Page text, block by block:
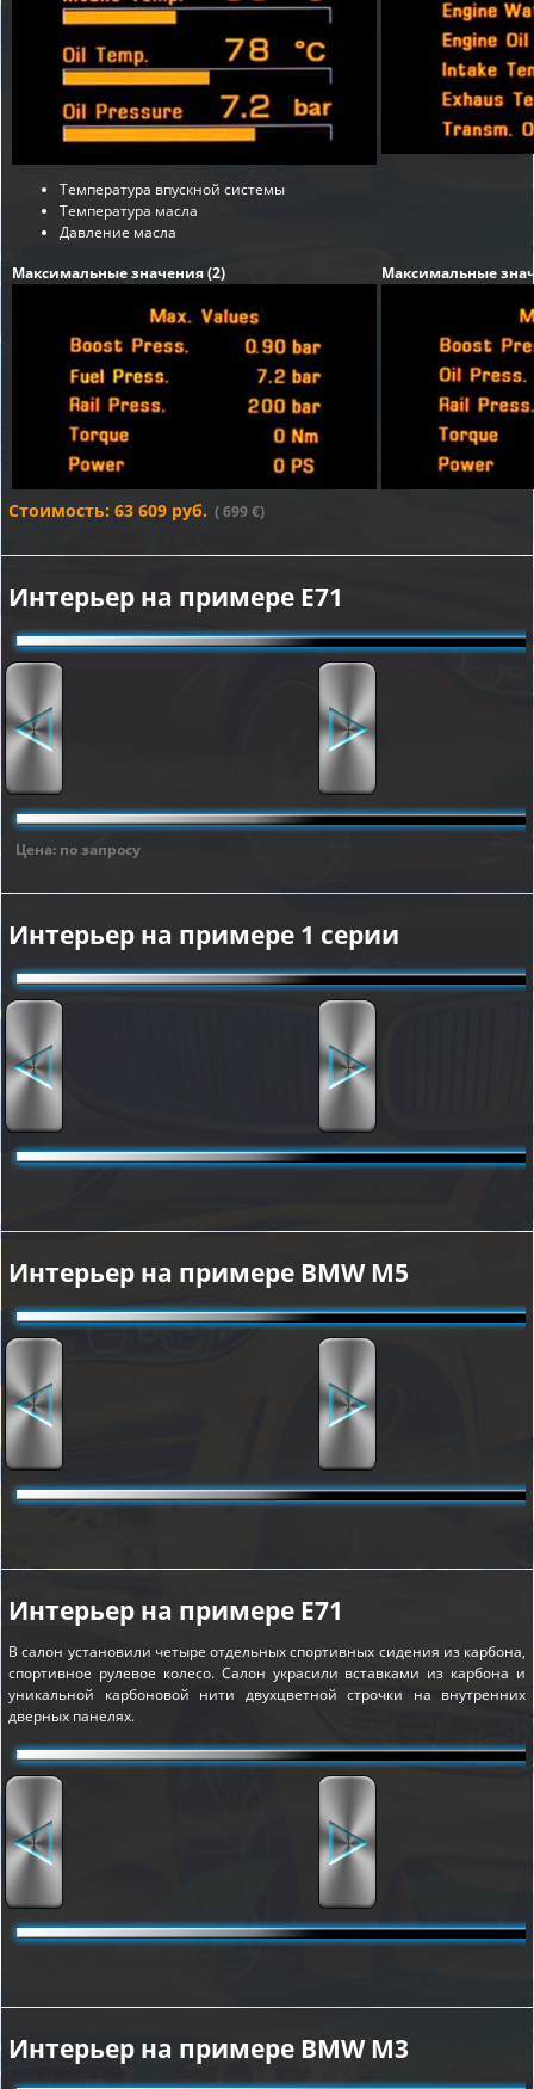
Температура впускной системы
Температура масла
Давление масла
Максимальные значения (2)
Максимальные
Стоимость: 63 609 руб. ( 699 €)
Интерьер на примере E71
Цена: по запросу
Интерьер на примере 1 серии
Интерьер на примере BMW M5
Интерьер на примере E71
В салон установили четыре отдельных спортивных сидения из карбона,
спортивное рулевое колесо. Салон украсили вставками из карбона и
уникальной карбоновой нити двухцветной строчки на внутренних
дверных панелях.
Интерьер на примере BMW M3